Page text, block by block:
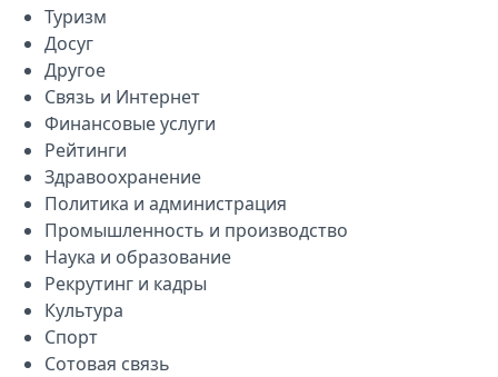
Туризм
Досуг
Другое
Связь и Интернет
Финансовые услуги
Рейтинги
Здравоохранение
Политика и администрация
Промышленность и производство
Наука и образование
Рекрутинг и кадры
Культура
Спорт
Сотовая связь